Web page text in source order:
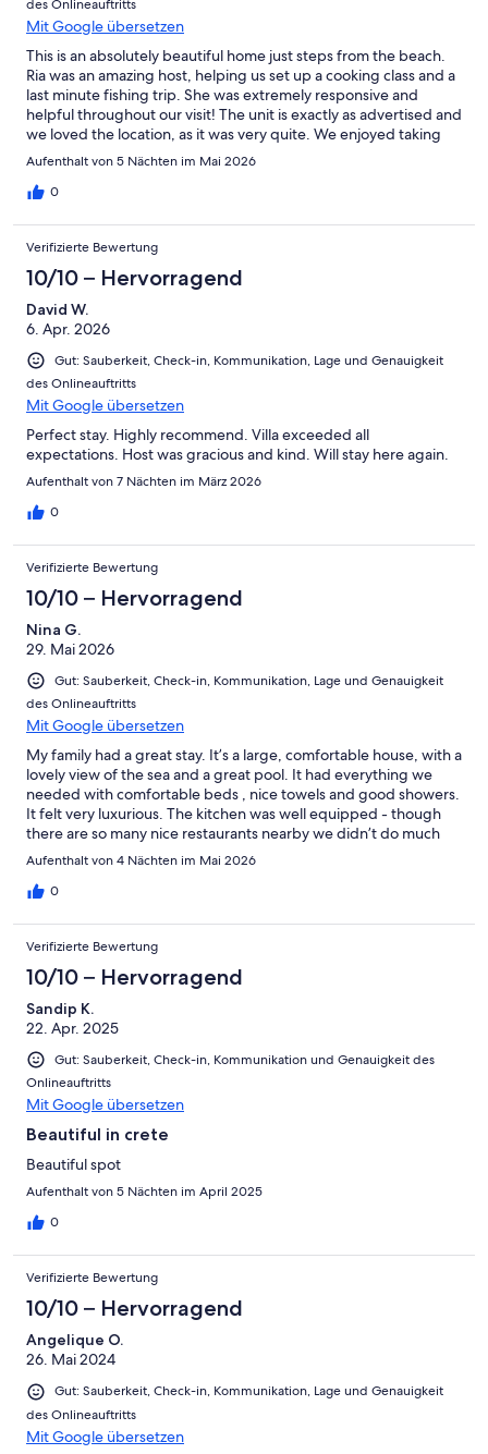
des Onlineauftritts
Mit Google übersetzen
This is an absolutely beautiful home just steps from the beach.
Ria was an amazing host, helping us set up a cooking class and a
last minute fishing trip. She was extremely responsive and
helpful throughout our visit! The unit is exactly as advertised and
we loved the location, as it was very quite. We enjoyed taking
day trips from the unit using our rental car to various places in
wonderful stay here!
Aufenthalt von 5 Nächten im Mai 2026
0
Verifizierte Bewertung
10/10 – Hervorragend
David W.
6. Apr. 2026
Gut: Sauberkeit, Check-in, Kommunikation, Lage und Genauigkeit
des Onlineauftritts
Mit Google übersetzen
Perfect stay. Highly recommend. Villa exceeded all
expectations. Host was gracious and kind. Will stay here again.
Aufenthalt von 7 Nächten im März 2026
0
Verifizierte Bewertung
10/10 – Hervorragend
Nina G.
29. Mai 2026
Gut: Sauberkeit, Check-in, Kommunikation, Lage und Genauigkeit
des Onlineauftritts
Mit Google übersetzen
My family had a great stay. It’s a large, comfortable house, with a
lovely view of the sea and a great pool. It had everything we
needed with comfortable beds , nice towels and good showers.
It felt very luxurious. The kitchen was well equipped - though
there are so many nice restaurants nearby we didn’t do much
cooking. Within very easy reach of beautiful beaches,
was available in 2 minutes when I had to call her as I’d locked us
Aufenthalt von 4 Nächten im Mai 2026
0
Verifizierte Bewertung
10/10 – Hervorragend
Sandip K.
22. Apr. 2025
Gut: Sauberkeit, Check-in, Kommunikation und Genauigkeit des
Onlineauftritts
Mit Google übersetzen
Beautiful in crete
Beautiful spot
Aufenthalt von 5 Nächten im April 2025
0
Verifizierte Bewertung
10/10 – Hervorragend
Angelique O.
26. Mai 2024
Gut: Sauberkeit, Check-in, Kommunikation, Lage und Genauigkeit
des Onlineauftritts
Mit Google übersetzen